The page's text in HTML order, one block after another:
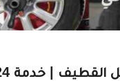
بنشر متنقل